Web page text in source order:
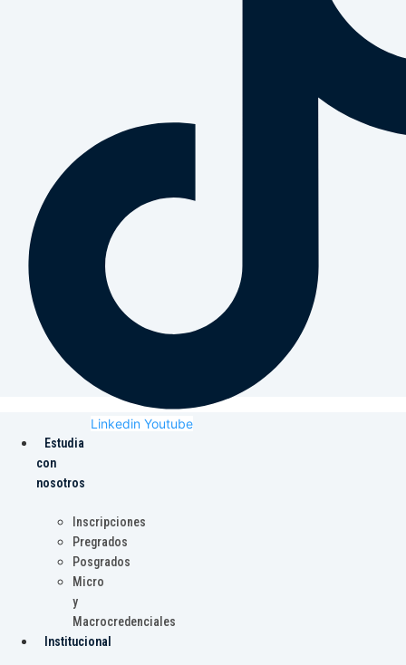
Linkedin Youtube
Estudia
con
nosotros
Inscripciones
Pregrados
Posgrados
Micro
y
Macrocredenciales
Institucional